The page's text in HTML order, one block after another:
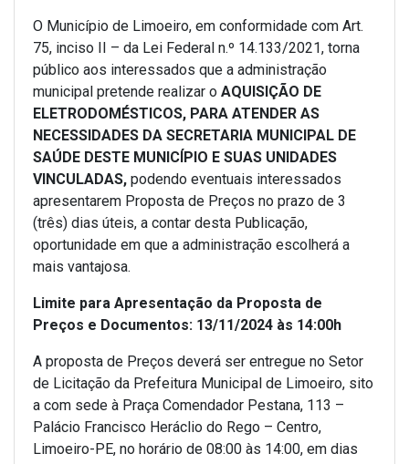
O Município de Limoeiro, em conformidade com Art.
75, inciso II – da Lei Federal n.º 14.133/2021, torna
público aos interessados que a administração
municipal pretende realizar o AQUISIÇÃO DE
ELETRODOMÉSTICOS, PARA ATENDER AS
NECESSIDADES DA SECRETARIA MUNICIPAL DE
SAÚDE DESTE MUNICÍPIO E SUAS UNIDADES
VINCULADAS, podendo eventuais interessados
apresentarem Proposta de Preços no prazo de 3
(três) dias úteis, a contar desta Publicação,
oportunidade em que a administração escolherá a
mais vantajosa.
Limite para Apresentação da Proposta de
Preços e Documentos: 13/11/2024 às 14:00h
A proposta de Preços deverá ser entregue no Setor
de Licitação da Prefeitura Municipal de Limoeiro, sito
a com sede à Praça Comendador Pestana, 113 –
Palácio Francisco Heráclio do Rego – Centro,
Limoeiro-PE, no horário de 08:00 às 14:00, em dias